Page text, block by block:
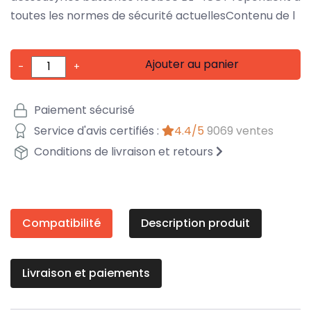
toutes les normes de sécurité actuellesContenu de l
- + Ajouter au panier
Paiement sécurisé
Service d'avis certifiés :
4.4/5 9069 ventes
Conditions de livraison et retours
Compatibilité Description produit
Livraison et paiements